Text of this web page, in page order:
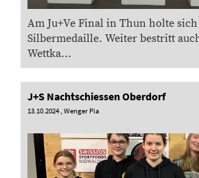
Am Ju+Ve Final in Thun holte
Silbermedaille. Weiter bestritt
Wettka...
J+S Nachtschiessen Oberdorf
13.10.2024, Wenger Pia